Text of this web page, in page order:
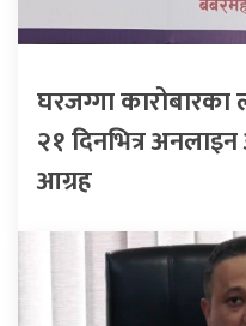
घरजग्गा कारोबारका
२१ दिनभित्र
आग्रह